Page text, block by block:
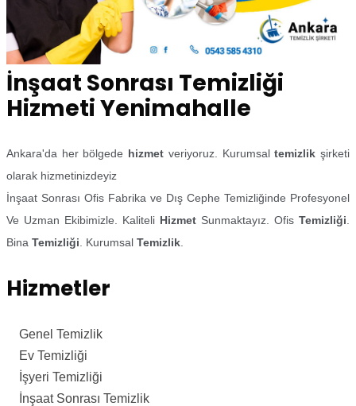
İnşaat Sonrası Temizliği
Hizmeti Yenimahalle
Ankara'da her bölgede hizmet veriyoruz. Kurumsaltemizlik şirketi
olarak hizmetinizdeyiz
İnşaat Sonrası Ofis Fabrika ve Dış Cephe Temizliğinde Profesyonel
Ve Uzman Ekibimizle. Kaliteli Hizmet Sunmaktayız. Ofis Temizliği
Bina Temizliği . Kurumsal Temizlik
Hizmetler
Genel Temizlik
Ev Temizliği
İşyeri Temizliği
İnşaat Sonrası Temizlik